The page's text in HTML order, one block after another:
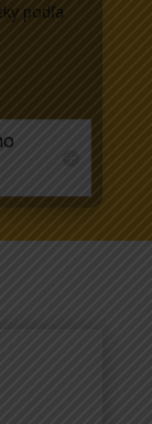
podľa